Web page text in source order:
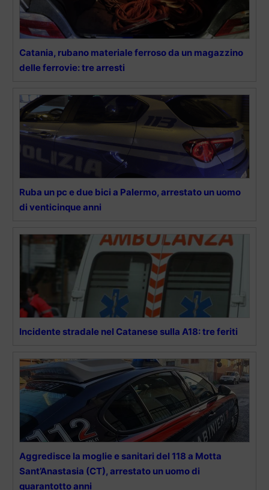
Catania, rubano materiale ferroso da un magazzino
delle ferrovie: tre arresti
Ruba un pc e due bici a Palermo, arrestato un uomo
di venticinque anni
Incidente stradale nel Catanese sulla A18: tre feriti
Aggredisce la moglie e sanitari del 118 a Motta
Sant’Anastasia (CT), arrestato un uomo di
quarantotto anni